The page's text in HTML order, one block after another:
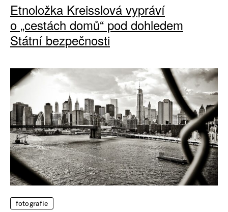
Etnoložka Kreisslová vypráví
o „cestách domů“ pod dohledem
Státní bezpečnosti
fotografie